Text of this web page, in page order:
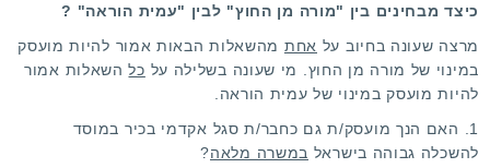
כיצד מבחינים בין "מורה מן החוץ" לבין "עמית הוראה" ?
מרצה שעונה בחיוב על אחת מהשאלות הבאות אמור להיות מועסק
במינוי של מורה מן החוץ. מי שעונה בשלילה על כלהשאלות אמור
להיות מועסק במינוי של עמית הוראה.
1. האם הנך מועסק/ת גם כחבר/ת סגל אקדמי בכיר במוסד
להשכלה גבוהה בישראל במשרה מלאה?